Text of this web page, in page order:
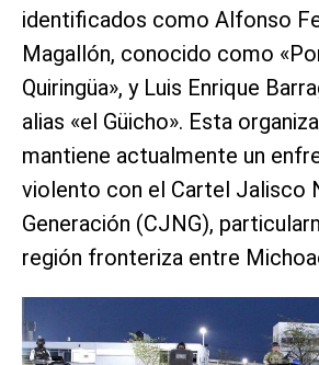
identificados como Alfonso
Magallón, conocido como
Quiringüa», y Luis Enrique
alias «el Güicho». Esta
mantiene actualmente un
violento con el Cartel Jalisco
Generación (CJNG),
región fronteriza entre